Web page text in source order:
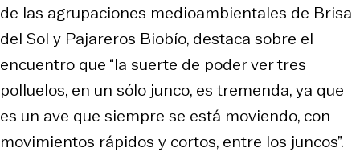
de las agrupaciones medioambientales de Brisa
del Sol y Pajareros Biobío, destaca sobre el
encuentro que “la suerte de poder ver tres
polluelos, en un sólo junco, es tremenda, ya que
es un ave que siempre se está moviendo, con
movimientos rápidos y cortos, entre los juncos”.